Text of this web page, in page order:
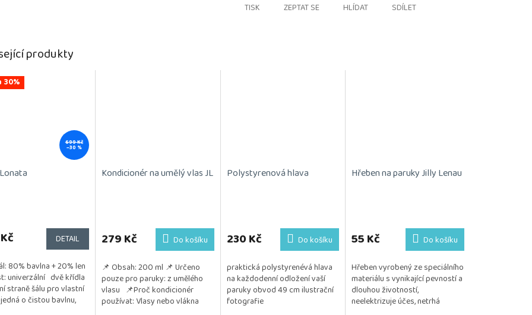
TISK ZEPTAT SE HLÍDAT SDÍLET
produkty
30%
699 Kč
–30 %
DETAIL
80% bavlna + 20% len
univerzální dvě křídla
straně šálu pro vlastní
o čistou bavlnu,
Kondicionér na umělý vlas JL
produktu
je
z
5
hvězdiček.
279 Kč Do košíku
📌 Obsah: 200 ml 📌 Určeno
pouze pro paruky: z umělého
vlasu 📌Proč kondicionér
používat: Vlasy nebo vlákna
Polystyrenová hlava
230 Kč Do košíku
praktická polystyrenévá hlava
na každodenní odložení vaší
paruky obvod 49 cm ilustrační
fotografie
Hřeben na paruky Jilly Lenau
55 Kč Do košíku
Hřeben vyrobený ze speciálního
materiálu s vynikající pevností a
dlouhou životností,
neelektrizuje účes, netrhá